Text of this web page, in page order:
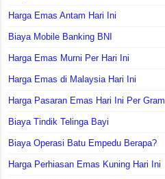
Harga Emas Antam Hari Ini
Biaya Mobile Banking BNI
Harga Emas Murni Per Hari Ini
Harga Emas di Malaysia Hari Ini
Harga Pasaran Emas Hari Ini Per Gram
Biaya Tindik Telinga Bayi
Biaya Operasi Batu Empedu Berapa?
Harga Perhiasan Emas Kuning Hari Ini